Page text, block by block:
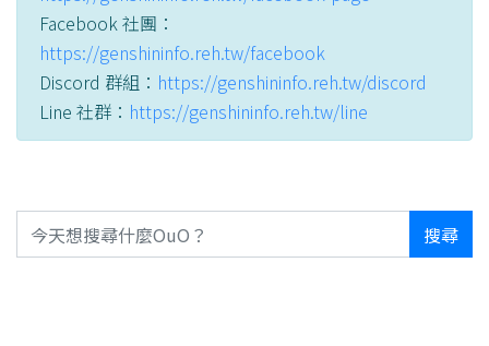
Facebook 社團：
https://genshininfo.reh.tw/facebook
Discord 群組： https://genshininfo.reh.tw/discord
Line 社群： https://genshininfo.reh.tw/line
搜尋